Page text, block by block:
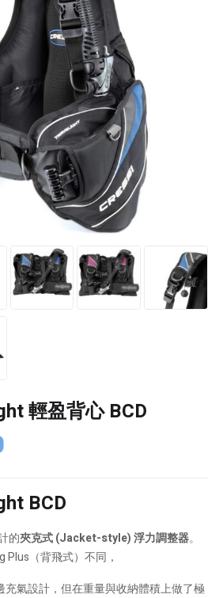
輕盈背心 BCD
is:
$4,150.
BCD
的夾克式 (Jacket-style) 浮力調整器。
Plus（背飛式）不同，
氣設計，但在重量與收納體積上做了極